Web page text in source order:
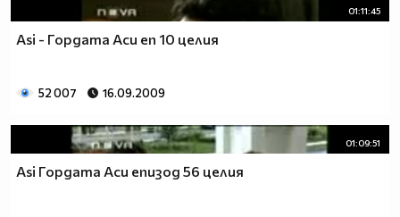
01:11:45
Asi - Гордата Аси еп 10 целия
52 007 16.09.2009
01:09:51
Asi Гордата Аси епизод 56 целия